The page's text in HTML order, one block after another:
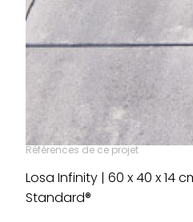
Références de ce projet
Losa Infinity | 60 x 40 x 14
Standard®